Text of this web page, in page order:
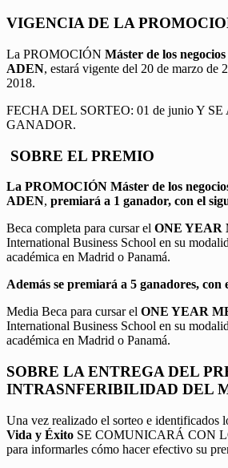
VIGENCIA DE LA
La PROMOCIÓN Máster de los
ADEN, estará vigente del 20 de marzo de
2018.
FECHA DEL SORTEO: 01 de junio Y
GANADOR.
SOBRE EL PREMIO
La PROMOCIÓN Máster de los
ADEN, premiará a 1 ganador, con el
Beca completa para cursar el ONE YEAR
International Business School en su
académica en Madrid o Panamá.
Además se premiará a 5 ganadores, con
Media Beca para cursar el ONE YEAR
International Business School en su
académica en Madrid o Panamá.
SOBRE LA ENTREGA DEL
INTRASNFERIBILIDAD DEL
Una vez realizado el sorteo e identificados
Vida y Éxito SE COMUNICARÁ CON
para informarles cómo hacer efectivo su